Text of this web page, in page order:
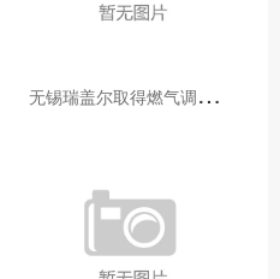
无
锡瑞盖尔取得燃气调压器故障监测装置专利便于拆卸压电式气体压力传感器进行检测维修